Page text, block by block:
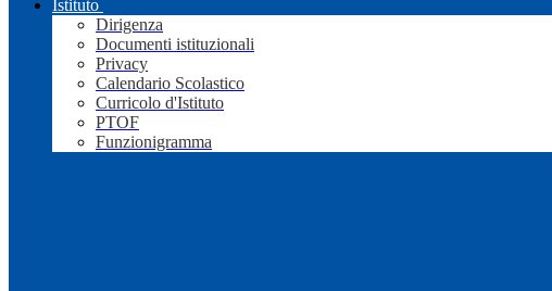
Istituto
Dirigenza
Documenti istituzionali
Privacy
Calendario Scolastico
Curricolo d'Istituto
PTOF
Funzionigramma